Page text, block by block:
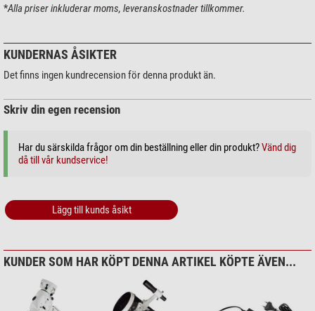
*Alla priser inkluderar moms, leveranskostnader tillkommer.
KUNDERNAS ÅSIKTER
Det finns ingen kundrecension för denna produkt än.
Skriv din egen recension
Har du särskilda frågor om din beställning eller din produkt?Vänd dig
då till vår kundservice!
Lägg till kunds åsikt
KUNDER SOM HAR KÖPT DENNA ARTIKEL KÖPTE ÄVEN...